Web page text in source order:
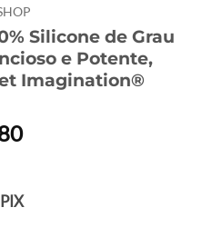
Silicone de Grau
e Potente,
Imagination®
O
é: